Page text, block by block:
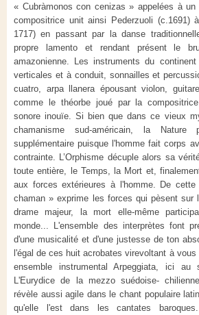
« Cubràmonos con cenizas » appelées à un
compositrice unit ainsi Pederzuoli (c.1691)
1717) en passant par la danse
propre lamento et rendant présent le
amazonienne. Les instruments du
verticales et à conduit, sonnailles et
cuatro, arpa llanera épousant violon,
comme le théorbe joué par la
sonore inouïe. Si bien que dans ce vieux
chamanisme sud-américain, la Nature
supplémentaire puisque l'homme fait corps
contrainte. L’Orphisme décuple alors sa
toute entière, le Temps, la Mort et,
aux forces extérieures à l'homme. De
chaman » exprime les forces qui pèsent sur
drame majeur, la mort elle-même
monde... L'ensemble des interprètes font
d'une musicalité et d'une justesse de ton
l'égal de ces huit acrobates virevoltant à
ensemble instrumental Arpeggiata, ici au
L'Eurydice de la mezzo suédoise-
révèle aussi agile dans le chant populaire
qu'elle l'est dans les cantates